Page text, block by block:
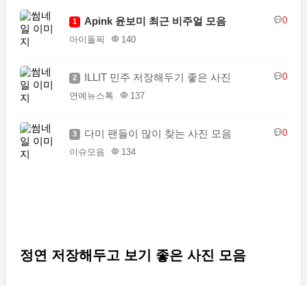
1 Apink 윤보미 최근 비주얼 모음
0
아이돌픽
140
2 ILLIT 민주 저장해두기 좋은 사진
0
연예뉴스톡
137
3 다미 팬들이 많이 찾는 사진 모음
0
이슈모음
134
정연 저장해두고 보기 좋은 사진 모음